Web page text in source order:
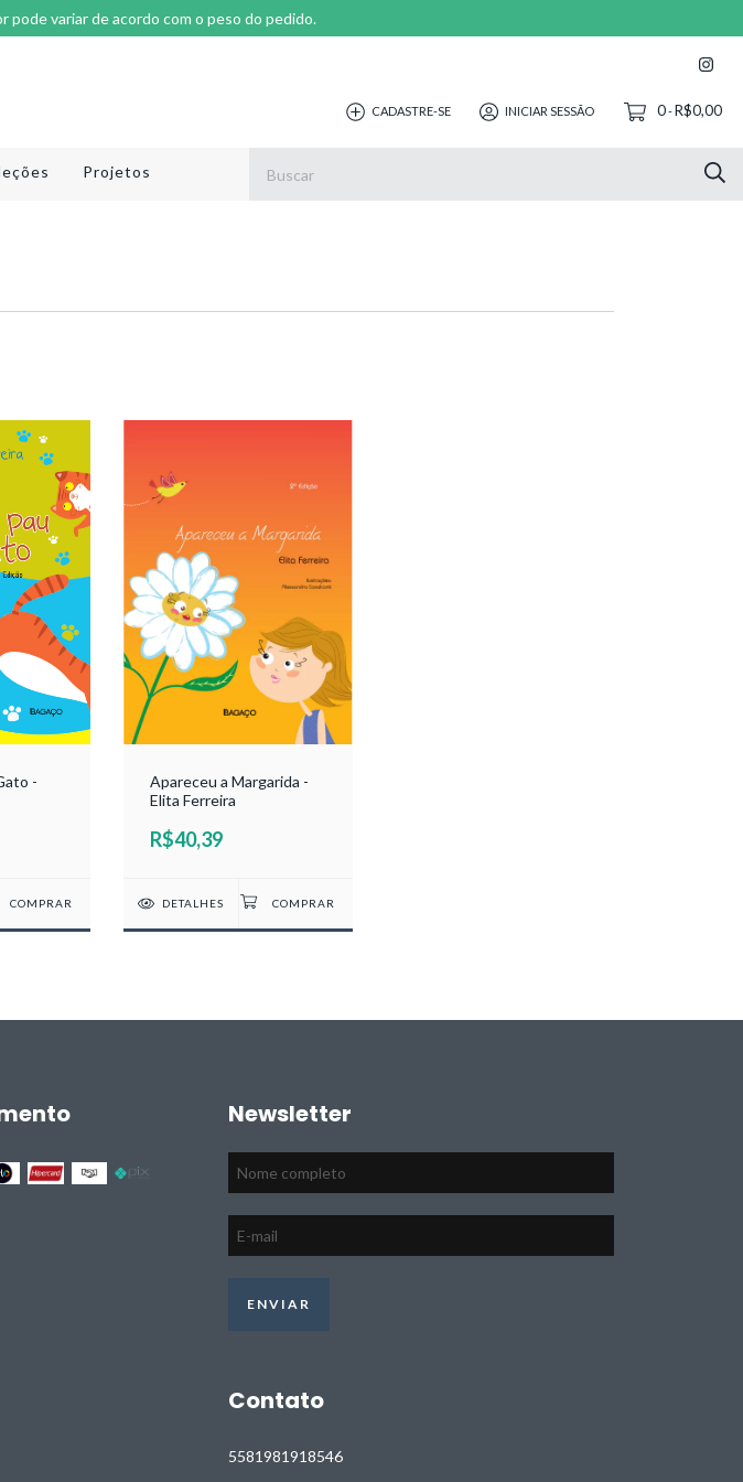
pode variar de acordo com o peso do pedido.
CADASTRE-SE INICIAR SESSÃO 0-R$0,00
Projetos
-
Apareceu a Margarida -
Elita Ferreira
R$40,39
DETALHES
Newsletter
Contato
5581981918546